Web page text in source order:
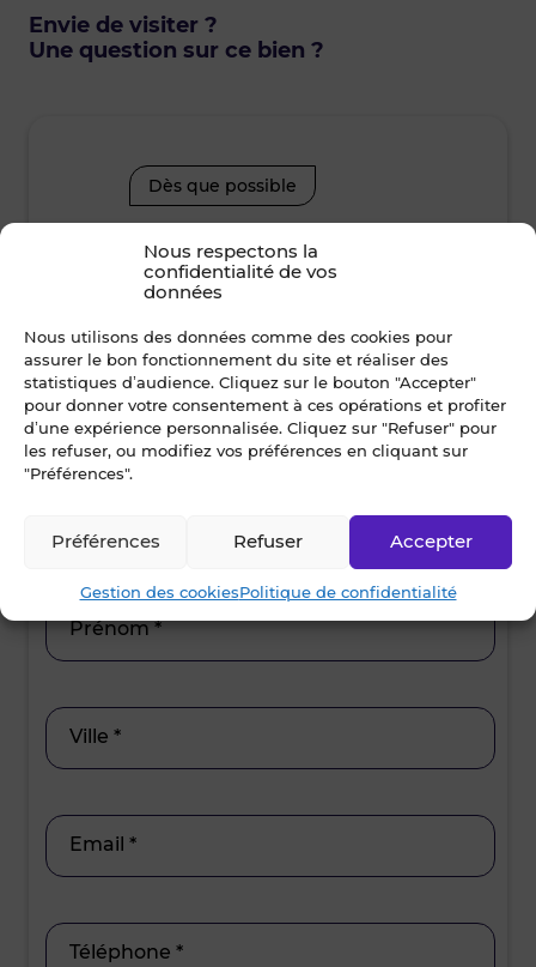
Nous respectons la
confidentialité de vos
données
Nous utilisons des données comme des cookies pour
assurer le bon fonctionnement du site et réaliser des
statistiques d’audience. Cliquez sur le bouton "Accepter"
pour donner votre consentement à ces opérations et profiter
d’une expérience personnalisée. Cliquez sur "Refuser" pour
les refuser, ou modifiez vos préférences en cliquant sur
"Préférences".
Accepter
Refuser
Préférences
Gestion des cookiesPolitique de confidentialité
Envie de visiter ?
Une question sur ce bien ?
Dès que possible
lundi • 10 août 2026
12h00 - 14h00 14h00 - 15h30
15h30 - 17h00 17h00 - 19h00
08h30 -
12h00 -
Prénom *
Ville *
Email *
Téléphone *